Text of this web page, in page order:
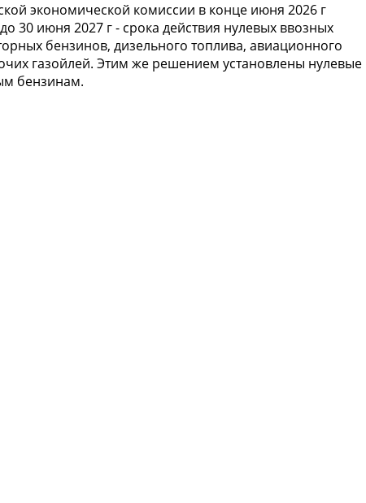
экономической комиссии в конце июня 2026 г
30 июня 2027 г - срока действия нулевых ввозных
бензинов, дизельного топлива, авиационного
газойлей. Этим же решением установлены нулевые
бензинам.